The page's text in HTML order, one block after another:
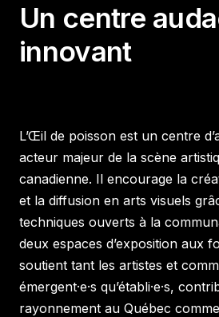
À propos
Programmation
40 ans de l’Œil de
Programmation en
Nos services
Réserver un atelier
Devenir membre
Nous joindre
Un centre
innovant
L’Œil de poisson est un centre
acteur majeur de la scène
canadienne. Il encourage la
et la diffusion en arts visuels
techniques ouverts à la
deux espaces d’exposition aux
soutient tant les artistes et
émergent·e·s qu’établi·e·s,
rayonnement au Québec